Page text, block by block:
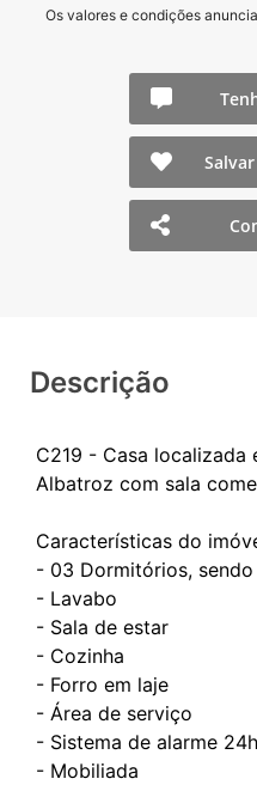
Os valores e condições
Descrição
C219 - Casa localizada
Albatroz com sala
Características do
- 03 Dormitórios,
- Lavabo
- Sala de estar
- Cozinha
- Forro em laje
- Área de serviço
- Sistema de alarme 24h
- Mobiliada